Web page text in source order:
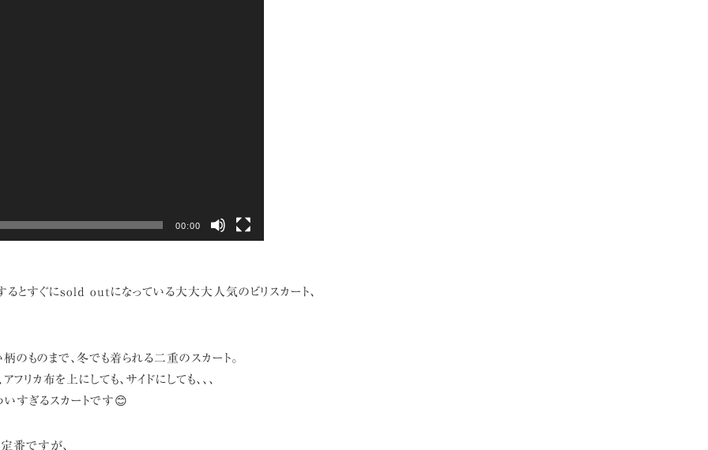
00:00
るとすぐにsold outになっている大大大人気のビリスカート、
のものまで、冬でも着られる二重のスカート。
リカ布を上にしても、サイドにしても、、、
いすぎるスカートです😊
番ですが、